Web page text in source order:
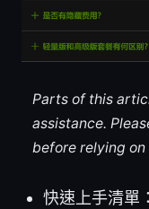
Parts of this
assistance.
before relying on
快速上手清單